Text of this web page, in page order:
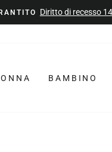
in Italia per ordini sopra a € 49.
BAMBINO